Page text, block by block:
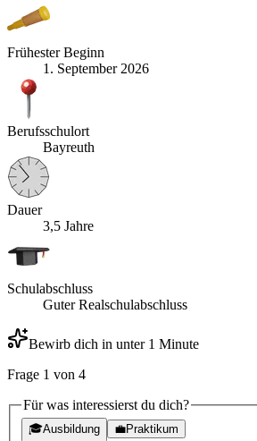
Frühester Beginn
1. September 2026
Berufsschulort
Bayreuth
Dauer
3,5 Jahre
Schulabschluss
Guter Realschulabschluss
Bewirb dich in unter 1 Minute
Frage 1 von 4
Für was interessierst du dich?
🎓Ausbildung 💼Praktikum